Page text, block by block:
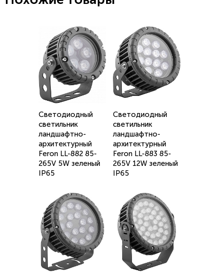
Светодиодный
светильник
ландшафтно-
архитектурный
Feron LL-882 85-
265V 5W зеленый
IP65
Светодиодный
светильник
ландшафтно-
архитектурный
Feron LL-883 85-
265V 12W зеленый
IP65